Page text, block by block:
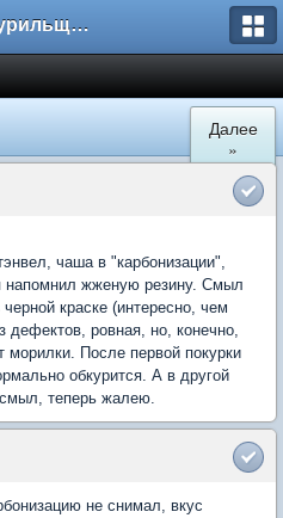
Клуб Курильщиков Трубки
Далее
»
чаша в "карбонизации",
напомнил жженую резину. Смыл
краске (интересно, чем
ровная, но, конечно,
морилки. После первой покурки
обкурится. А в другой
смыл, теперь жалею.
не снимал, вкус